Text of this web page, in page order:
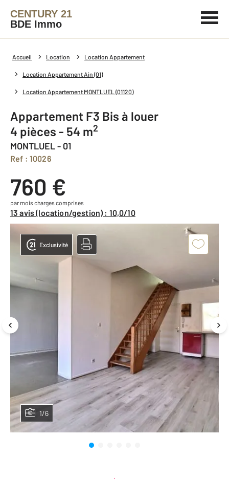
CENTURY 21
BDE Immo
Accueil Location Location Appartement
Location Appartement Ain (01)
Location Appartement MONTLUEL (01120)
Appartement F3 Bis à louer
4 pièces - 54 m2
MONTLUEL - 01
Ref : 10026
760 €
par mois charges comprises
13 avis (location/gestion) : 10,0/10
1/6
Exclusivité